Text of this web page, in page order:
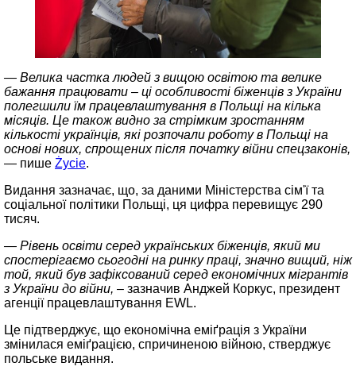
— Велика частка людей з вищою освітою та велике
бажання працювати – ці особливості біженців з України
полегшили їм працевлаштування в Польщі на кілька
місяців. Це також видно за стрімким зростанням
кількості українців, які розпочали роботу в Польщі на
основі нових, спрощених після початку війни спецзаконів,
— пише Życie.
Видання зазначає, що, за даними Міністерства сім'ї та
соціальної політики Польщі, ця цифра перевищує 290
тисяч.
— Рівень освіти серед українських біженців, який ми
спостерігаємо сьогодні на ринку праці, значно вищий, ніж
той, який був зафіксований серед економічних мігрантів
з України до війни, – зазначив Анджей Коркус, президент
агенції працевлаштування EWL.
Це підтверджує, що економічна еміґрація з України
змінилася еміґрацією, спричиненою війною, стверджує
польське видання.